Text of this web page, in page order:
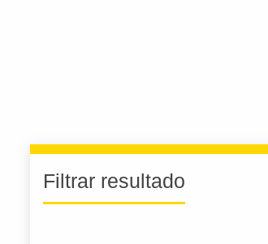
Filtrar resultado